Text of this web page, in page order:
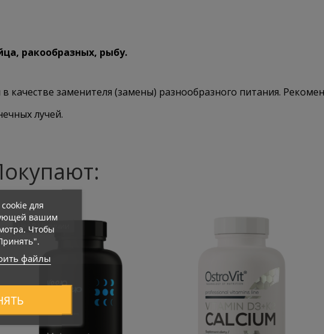
ракообразных, рыбу.
заменителя (замены) разнообразного питания.
лучей.
Нет В Наличии
для
вашим
Чтобы
файлы